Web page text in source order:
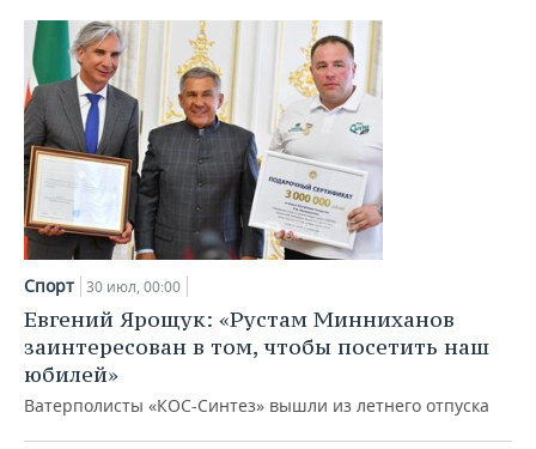
Спорт 30 июл, 00:00
Евгений Ярощук: «Рустам Минниханов
заинтересован в том, чтобы посетить наш
юбилей»
Ватерполисты «КОС-Синтез» вышли из летнего отпуска